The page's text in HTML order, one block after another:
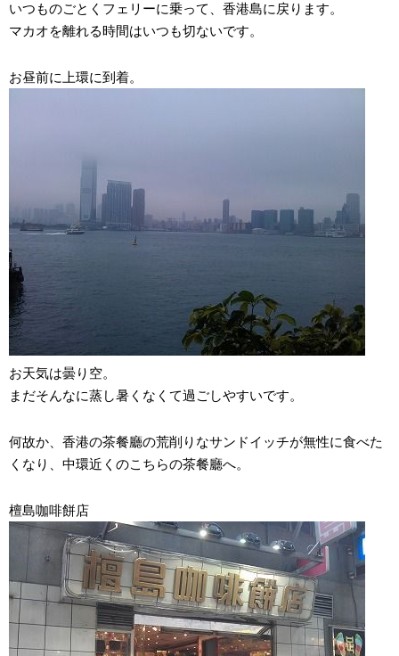
いつものごとくフェリーに乗って、香港島に戻ります。
マカオを離れる時間はいつも切ないです。
お昼前に上環に到着。
お天気は曇り空。
まだそんなに蒸し暑くなくて過ごしやすいです。
何故か、香港の茶餐廳の荒削りなサンドイッチが無性に食べた
くなり、中環近くのこちらの茶餐廳へ。
檀島咖啡餅店